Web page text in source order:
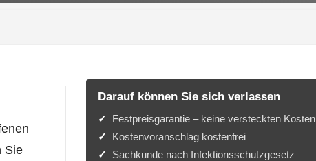
Sie
Darauf können Sie sich verlassen
Festpreisgarantie – keine versteckten Kosten
Kostenvoranschlag kostenfrei
Sachkunde nach Infektionsschutzgesetz